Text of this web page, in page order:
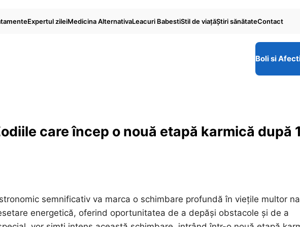
Expertul zileiMedicina AlternativaLeacuri BabestiStil de viaţăŞtiri sănătateContact
Boli si
care încep o nouă etapă karmică după
semnificativ va marca o schimbare profundă în viețile multor
energetică, oferind oportunitatea de a depăși obstacole și de a